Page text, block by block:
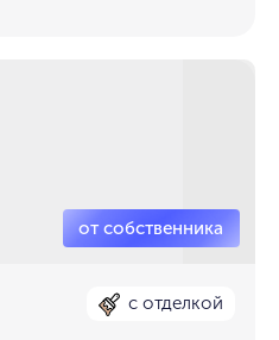
с отделкой